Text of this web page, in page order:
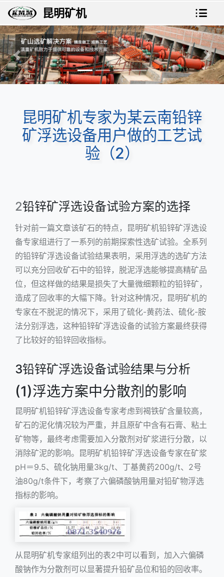
昆明矿机
上一张 下
昆明矿机专家为某云南铅锌
矿浮选设备用户做的工艺试
验（2）
2铅锌矿浮选设备试验方案的选择
针对前一篇文章该矿石的特点，昆明矿机铅锌矿浮选设
备专家组进行了一系列的前期探索性选矿试验。全系列
的铅锌矿浮选设备试验结果表明，采用浮选的选矿方法
可以充分回收矿石中的铅锌，脱泥浮选能够提高精矿品
位，但这样做的结果是损失了大量微细颗粒的铅锌矿，
造成了回收率的大幅下降。针对这种情况，昆明矿机的
专家在不脱泥的情况下，采用了硫化-黄药法、硫化-胺
法分别浮选，这种铅锌矿浮选设备的试验方案最终获得
了比较好的铅锌回收指标。
3铅锌矿浮选设备试验结果与分析
(1)浮选方案中分散剂的影响
昆明矿机铅锌矿浮选设备专家考虑到褐铁矿含量较高，
矿石的泥化情况较为严重，并且原矿中含有石膏、粘土
矿物等，最终考虑需要加入分散剂对矿浆进行分散，以
消除矿泥的影响。昆明矿机铅锌矿浮选设备专家在矿浆
pH＝9.5、硫化钠用量3kg/t、丁基黄药200g/t、2号
油80g/t条件下，考察了六偏磷酸钠用量对铅矿物浮选
指标的影响。
从昆明矿机专家组列出的表2中可以看到，加入六偏磷
酸钠作为分散剂可以显著提升铅矿品位和铅的回收率。